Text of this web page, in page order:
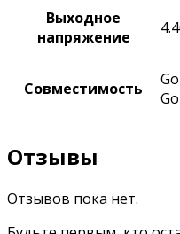
Выходное
напряжение
Совместимость
Отзывы
Отзывов пока нет.